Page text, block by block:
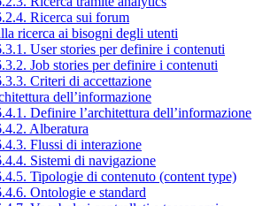
Ricerca sui forum
ricerca ai bisogni degli utenti
User stories per definire i contenuti
Job stories per definire i contenuti
Criteri di accettazione
dell’informazione
Definire l’architettura dell’informazione
Alberatura
Flussi di interazione
Sistemi di navigazione
Tipologie di contenuto (content type)
Ontologie e standard